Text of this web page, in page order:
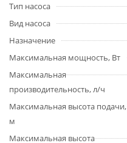
Тип насоса
Вид насоса
Назначение
Максимальная мощность, Вт
Максимальная
производительность, л/ч
Максимальная высота подачи,
м
Максимальная высота